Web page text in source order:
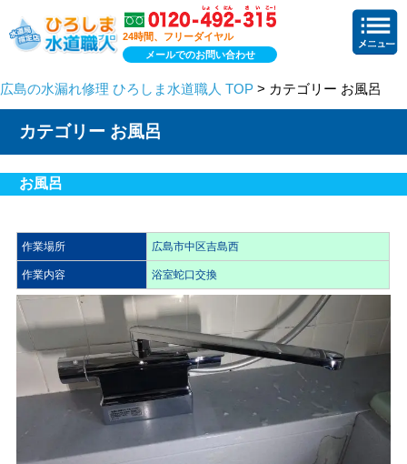
24時間、フリーダイヤル
メールでのお問い合わせ
広島の水漏れ修理 ひろしま水道職人 TOP > カテゴリー お風呂
カテゴリー お風呂
お風呂
作業場所 広島市中区吉島西
作業内容 浴室蛇口交換